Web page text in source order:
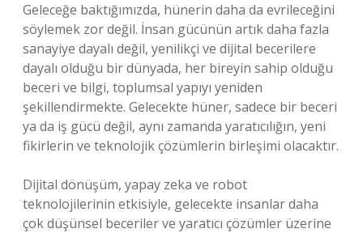
Geleceğe baktığımızda, hünerin daha da evrileceğini
söylemek zor değil. İnsan gücünün artık daha fazla
sanayiye dayalı değil, yenilikçi ve dijital becerilere
dayalı olduğu bir dünyada, her bireyin sahip olduğu
beceri ve bilgi, toplumsal yapıyı yeniden
şekillendirmekte. Gelecekte hüner, sadece bir beceri
ya da iş gücü değil, aynı zamanda yaratıcılığın, yeni
fikirlerin ve teknolojik çözümlerin birleşimi olacaktır.
Dijital dönüşüm, yapay zeka ve robot
teknolojilerinin etkisiyle, gelecekte insanlar daha
çok düşünsel beceriler ve yaratıcı çözümler üzerine